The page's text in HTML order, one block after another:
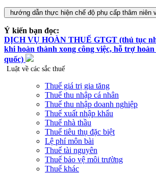
Ý kiến bạn đọc:
DỊCH VỤ HOÀN THUẾ GTGT (thủ tục
khi hoàn thành xong công việc, hỗ trợ
quốc)
Luật về các sắc thuế
Thuế giá trị gia tăng
Thuế thu nhập cá nhân
Thuế thu nhập doanh nghiệp
Thuế xuất nhập khẩu
Thuế nhà thầu
Thuế tiêu thụ đặc biệt
Lệ phí môn bài
Thuế tài nguyên
Thuế bảo vệ môi trường
Thuế khác